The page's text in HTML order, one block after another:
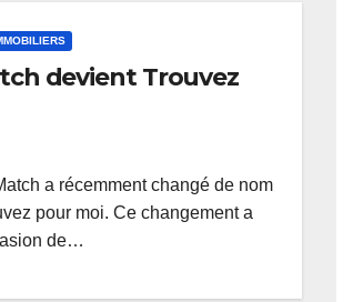
devient Trouvez
a récemment changé de nom
pour moi. Ce changement a
de…